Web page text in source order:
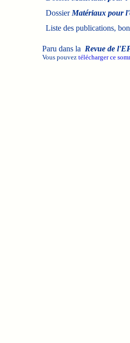
Dossier Matériaux pour
Liste des publications,
Paru dans la Revue de
Vous pouvez télécharger ce